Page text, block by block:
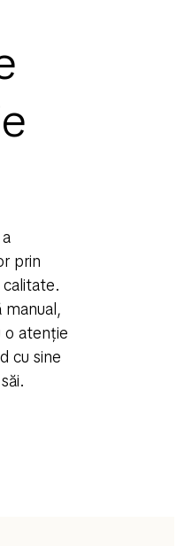
prin
manual,
o atenție
cu sine